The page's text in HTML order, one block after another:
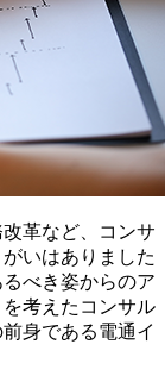
革など、コンサ
いはありました
べき姿からのア
考えたコンサル
身である電通イ